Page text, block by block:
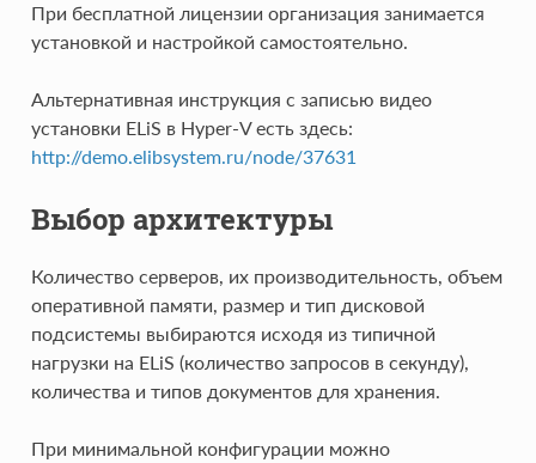
При бесплатной лицензии организация занимается
установкой и настройкой самостоятельно.
Альтернативная инструкция с записью видео
установки ELiS в Hyper-V есть здесь:
http://demo.elibsystem.ru/node/37631
Выбор архитектуры
Количество серверов, их производительность, объем
оперативной памяти, размер и тип дисковой
подсистемы выбираются исходя из типичной
нагрузки на ELiS (количество запросов в секунду),
количества и типов документов для хранения.
При минимальной конфигурации можно